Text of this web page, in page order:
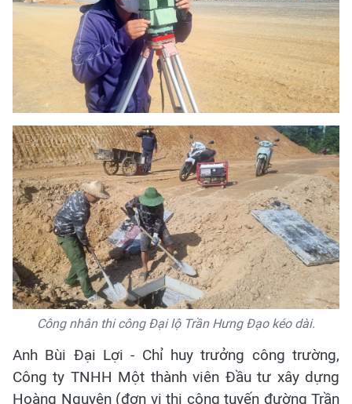
Công nhân thi công Đại lộ Trần Hưng Đạo kéo dài.
Anh Bùi Đại Lợi - Chỉ huy trưởng công trường,
Công ty TNHH Một thành viên Đầu tư xây dựng
Hoàng Nguyên (đơn vị thi công tuyến đường Trần